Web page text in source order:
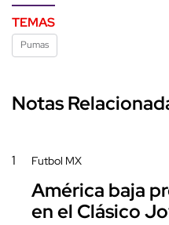
TEMAS
Pumas
Notas
1 Futbol MX
América baja
en el Clásico